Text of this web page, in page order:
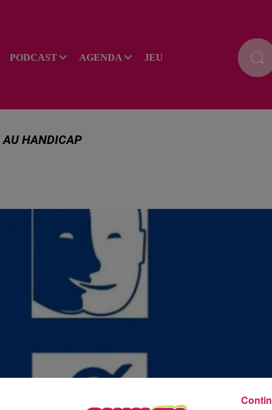
PODCAST AGENDA JEU
AU HANDICAP
13h00 - 16h00
Les hits de Canal FM